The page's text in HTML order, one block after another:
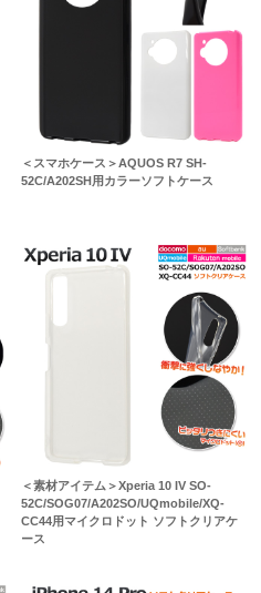
＜スマホケース＞AQUOS R7 SH-
52C/A202SH用カラーソフトケース
＜素材アイテム＞Xperia 10 IV SO-
52C/SOG07/A202SO/UQmobile/XQ-
CC44用マイクロドット ソフトクリアケ
ース